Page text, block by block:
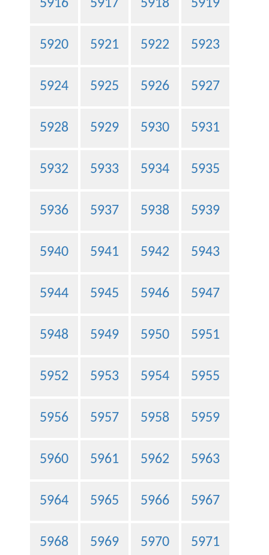
5916 5917 5918 5919
5920 5921 5922 5923
5924 5925 5926 5927
5928 5929 5930 5931
5932 5933 5934 5935
5936 5937 5938 5939
5940 5941 5942 5943
5944 5945 5946 5947
5948 5949 5950 5951
5952 5953 5954 5955
5956 5957 5958 5959
5960 5961 5962 5963
5964 5965 5966 5967
5968 5969 5970 5971